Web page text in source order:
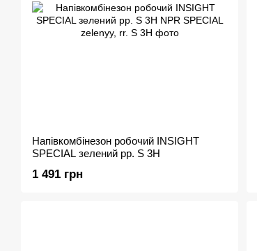
Напівкомбінезон робочий INSIGHT
SPECIAL зелений рр. S 3H
1 491 грн